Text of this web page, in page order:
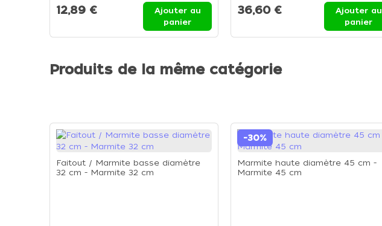
12,89 €
Ajouter au
panier
36,60 €
Ajouter au
panier
Produits de la même catégorie
Faitout / Marmite basse diamètre
32 cm - Marmite 32 cm
-30%
Marmite haute diamètre 45 cm -
Marmite 45 cm